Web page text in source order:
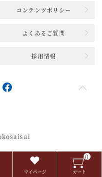
マイページ
0
カート
コンテンツポリシー
よくあるご質問
採用情報